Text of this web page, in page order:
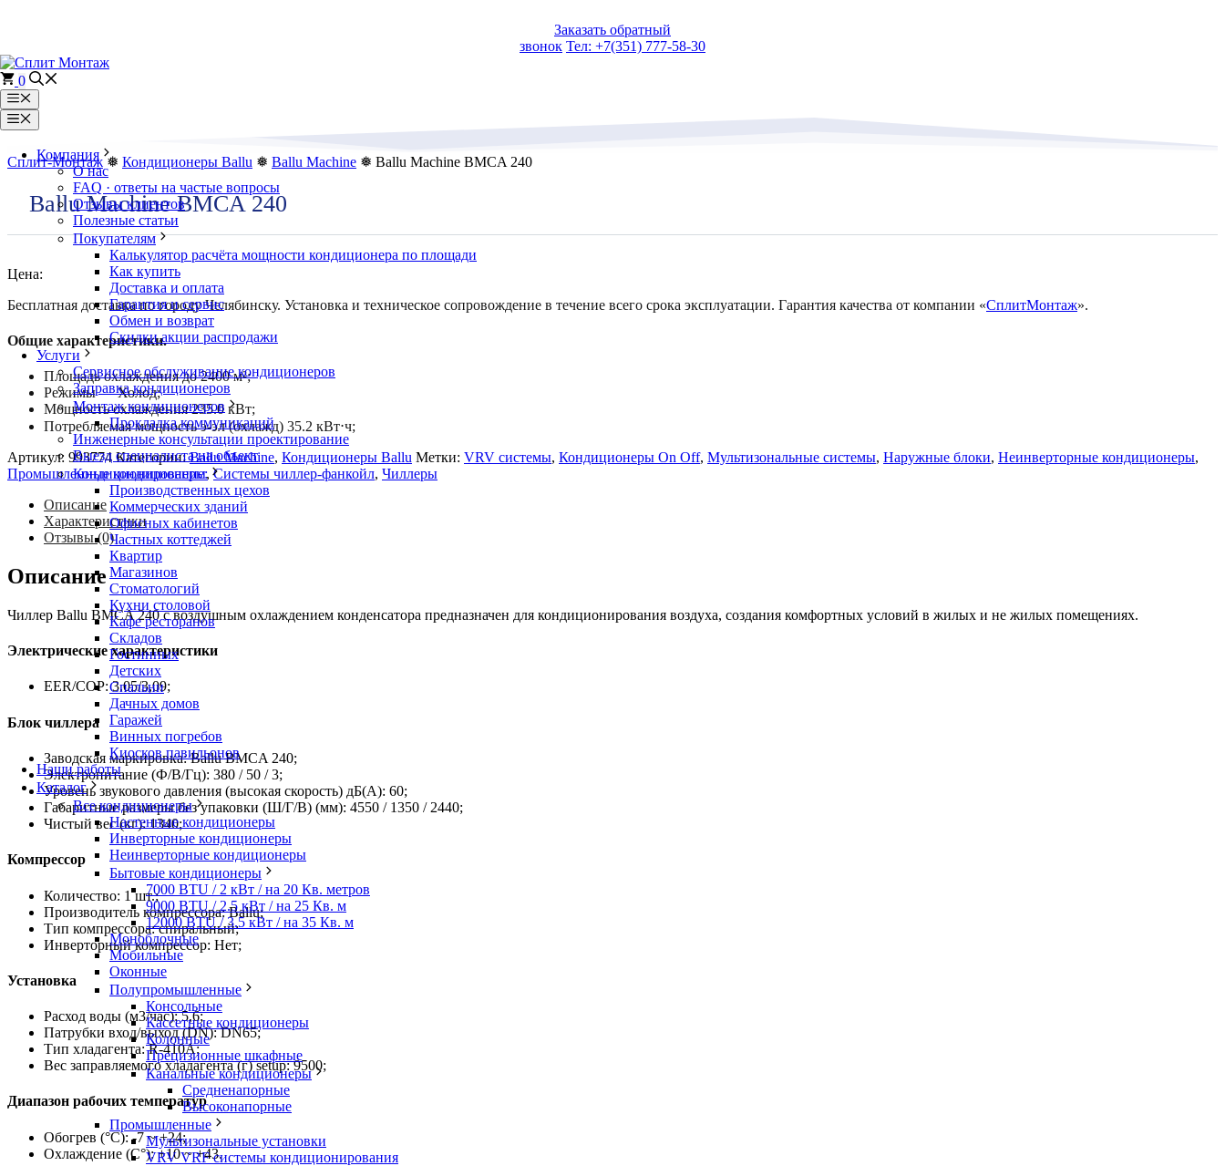
Заказать обратный
звонок Тел: +7(351) 777-58-30
0
Меню
Меню
Компания
О нас
FAQ · ответы на частые вопросы
Отзывы клиентов
Полезные статьи
Покупателям
Калькулятор расчёта мощности кондиционера по площади
Как купить
Доставка и оплата
Гарантия и сервис
Обмен и возврат
Скидки акции распродажи
Услуги
Сервисное обслуживание кондиционеров
Заправка кондиционеров
Монтаж кондиционеров
Прокладка коммуникаций
Инженерные консультации проектирование
Выезд специалиста на объект
Кондиционирование:
Производственных цехов
Коммерческих зданий
Офисных кабинетов
Частных коттеджей
Квартир
Магазинов
Стоматологий
Кухни столовой
Кафе ресторанов
Складов
Гостинных
Детских
Спальни
Дачных домов
Гаражей
Винных погребов
Киосков павильонов
Наши работы
Каталог
Все кондиционеры
Настенные кондиционеры
Инверторные кондиционеры
Неинверторные кондиционеры
Бытовые кондиционеры
7000 BTU / 2 кВт / на 20 Кв. метров
9000 BTU / 2.5 кВт / на 25 Кв. м
12000 BTU / 3.5 кВт / на 35 Кв. м
Моноблочные
Мобильные
Оконные
Полупромышленные
Консольные
Кассетные кондиционеры
Колонные
Прецизионные шкафные
Канальные кондиционеры
Средненапорные
Высоконапорные
Промышленные
Мультизональные установки
VRV VRF системы кондиционирования
Сплит-Монтаж❅ Кондиционеры Ballu ❅ Ballu Machine ❅ Ballu Machine BMCA 240
Ballu Machine BMCA 240
Цена:
Бесплатная доставка по городу Челябинску. Установка и техническое сопровождение в течение всего срока эксплуатации. Гарантия качества от компании «СплитМонтаж».
Общие характеристики.
Площадь охлаждения до 2400 м²;
Режимы — Холод;
Мощность охлаждения 235.0 кВт;
Потребляемая мощность э-эл (охлажд) 35.2 кВт⋅ч;
Артикул: 993774 Категории:Ballu Machine, Кондиционеры Ballu Метки: VRV системы, Кондиционеры On Off, Мультизональные системы, Наружные блоки, Неинверторные кондиционеры,
Промышленные кондиционеры,Системы чиллер-фанкойл, Чиллеры
Описание
Характеристики
Отзывы (0)
Описание
Чиллер Ballu BMCA 240 с воздушным охлаждением конденсатора предназначен для кондиционирования воздуха, создания комфортных условий в жилых и не жилых помещениях.
Электрические характеристики
EER/COP: 3.05/3,09;
Блок чиллера
Заводская маркировка: Ballu BMCA 240;
Электропитание (Ф/В/Гц): 380 / 50 / 3;
Уровень звукового давления (высокая скорость) дБ(А): 60;
Габаритные размеры без упаковки (Ш/Г/В) (мм): 4550 / 1350 / 2440;
Чистый вес (кг): 1340;
Компрессор
Количество: 1 шт.;
Производитель компрессора: Ballu;
Тип компрессора: спиральный;
Инверторный компрессор: Нет;
Установка
Расход воды (м3/час): 5,6;
Патрубки вход/выход (DN): DN65;
Тип хладагента: R-410A;
Вес заправляемого хладагента (г) setup: 9500;
Диапазон рабочих температур
Обогрев (°С): -7 ~ +24;
Охлаждение (С°): +10 ~ +43.